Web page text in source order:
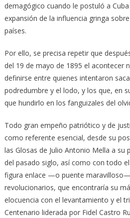
demagógico cuando le postuló a
expansión de la influencia gringa
países.
Por ello, se precisa repetir que
del 19 de mayo de 1895 el acontecer
definirse entre quienes intentaron
podredumbre y el lodo, y los que, en
que hundirlo en los fanguizales del
Todo gran empeño patriótico y de
como referente esencial, desde su
las Glosas de Julio Antonio Mella a su
del pasado siglo, así como con todo
figura enlace —o puente
revolucionarios, que encontraría su
elocuencia con el levantamiento y el
Centenario liderada por Fidel Castro